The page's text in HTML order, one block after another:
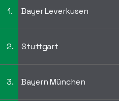
1. Bayer Leverkusen
2. Stuttgart
3. Bayern München